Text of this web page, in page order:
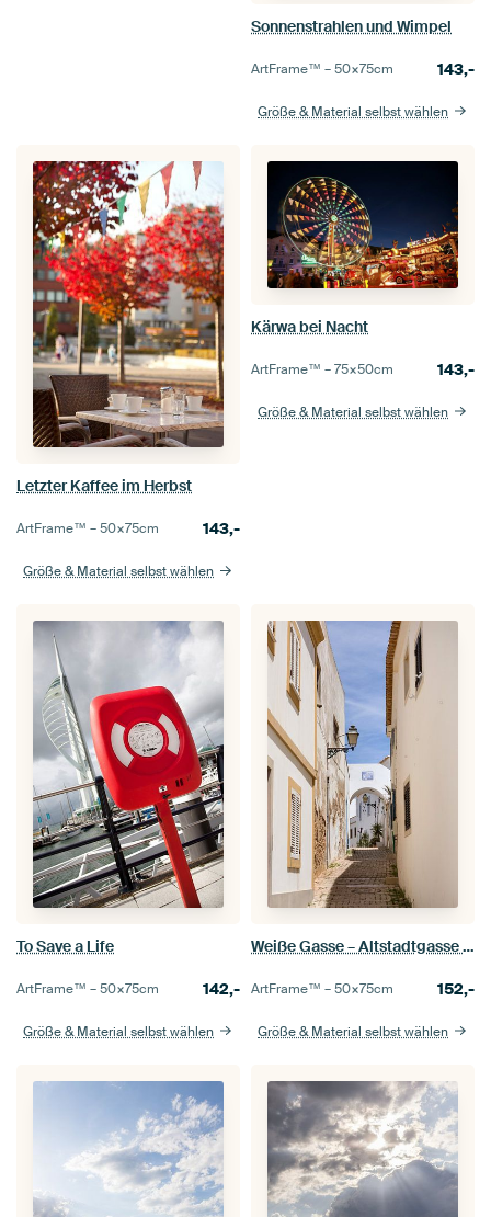
Sonnenstrahlen und Wimpel
ArtFrame™ –50×75cm 143,-
Größe & Material selbst wählen
Letzter Kaffee im Herbst
ArtFrame™ –50×75cm 143,-
Größe & Material selbst wählen
Kärwa bei Nacht
ArtFrame™ –75×50cm 143,-
Größe & Material selbst wählen
To Save a Life
ArtFrame™ –50×75cm 142,-
Größe & Material selbst wählen
Weiße Gasse – Altstadtgasse in der Algarve
ArtFrame™ –50×75cm 152,-
Größe & Material selbst wählen